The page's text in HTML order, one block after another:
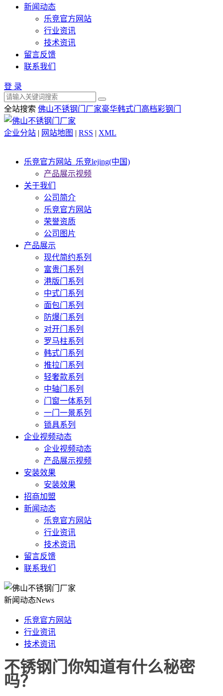
新闻动态
乐竞官方网站
行业资讯
技术资讯
留言反馈
联系我们
登 录
全站搜索 佛山不锈钢门厂家豪华韩式门 高档彩钢门
企业分站 | 网站地图 | RSS | XML
乐竞官方网站_乐竞lejing(中国)
产品展示视频
关于我们
公司简介
乐竞官方网站
荣誉资质
公司图片
产品展示
现代简约系列
富贵门系列
港版门系列
中式门系列
面包门系列
防爆门系列
对开门系列
罗马柱系列
韩式门系列
推拉门系列
轻奢款系列
中轴门系列
门窗一体系列
一门一景系列
锁具系列
企业视频动态
企业视频动态
产品展示视频
安装效果
安装效果
招商加盟
新闻动态
乐竞官方网站
行业资讯
技术资讯
留言反馈
联系我们
新闻动态News
乐竞官方网站
行业资讯
技术资讯
不锈钢门你知道有什么秘密
吗？